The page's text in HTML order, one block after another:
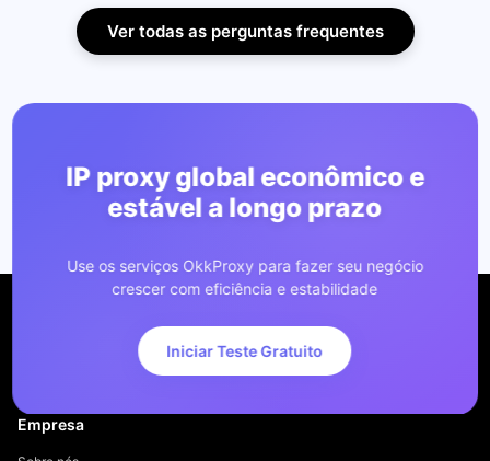
Ver todas as perguntas frequentes
IP proxy global econômico e
estável a longo prazo
Use os serviços OkkProxy para fazer seu negócio
crescer com eficiência e estabilidade
Iniciar Teste Gratuito
Empresa